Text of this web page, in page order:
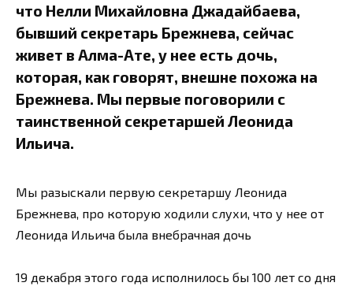
что Нелли Михайловна Джадайбаева,
бывший секретарь Брежнева, сейчас
живет в Алма-Ате, у нее есть дочь,
которая, как говорят, внешне похожа на
Брежнева. Мы первые поговорили с
таинственной секретаршей Леонида
Ильича.
Мы разыскали первую секретаршу Леонида
Брежнева, про которую ходили слухи, что у нее от
Леонида Ильича была внебрачная дочь
19 декабря этого года исполнилось бы 100 лет со дня